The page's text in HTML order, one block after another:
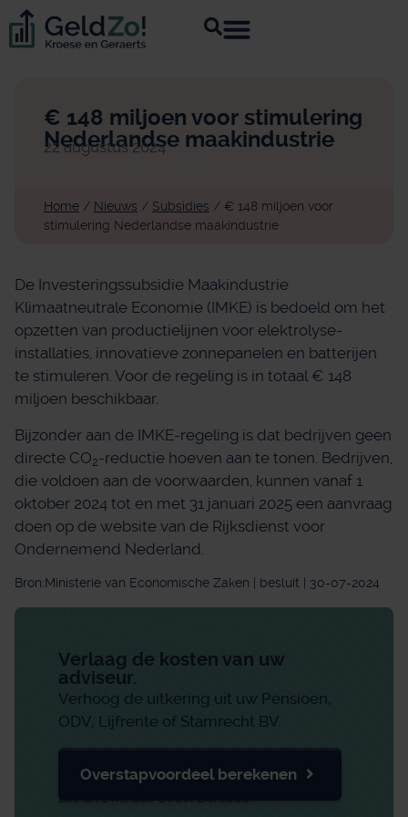
€ 148 miljoen voor stimulering
Nederlandse maakindustrie
22 augustus 2024
Home / Nieuws / Subsidies / € 148 miljoen voor
stimulering Nederlandse maakindustrie
De Investeringssubsidie Maakindustrie
Klimaatneutrale Economie (IMKE) is bedoeld om het
opzetten van productielijnen voor elektrolyse-
installaties, innovatieve zonnepanelen en batterijen
te stimuleren. Voor de regeling is in totaal € 148
miljoen beschikbaar.
Bijzonder aan de IMKE-regeling is dat bedrijven geen
directe CO2-reductie hoeven aan te tonen. Bedrijven,
die voldoen aan de voorwaarden, kunnen vanaf 1
oktober 2024 tot en met 31 januari 2025 een aanvraag
doen op de website van de Rijksdienst voor
Ondernemend Nederland.
Bron:Ministerie van Economische Zaken | besluit | 30-07-2024
Verlaag de kosten van uw
adviseur.
Verhoog de uitkering uit uw Pensioen,
ODV, Lijfrente of Stamrecht BV.
Overstapvoordeel berekenen
Binnen 1 minuut. Direct zichtbaar.